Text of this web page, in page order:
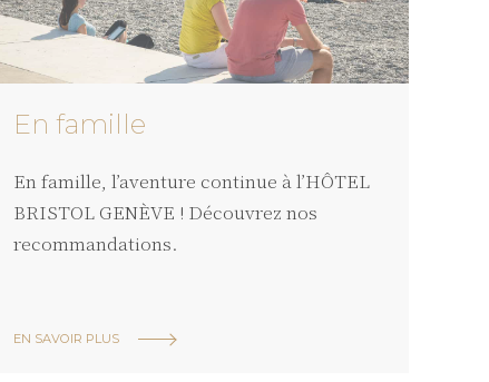
fort et raffiné autour de l’univers de
une recommandation muséale chic.
2026
En famille
En famille, l’aventure continue à l’HÔTEL
BRISTOL GENÈVE ! Découvrez nos
recommandations.
EN SAVOIR PLUS